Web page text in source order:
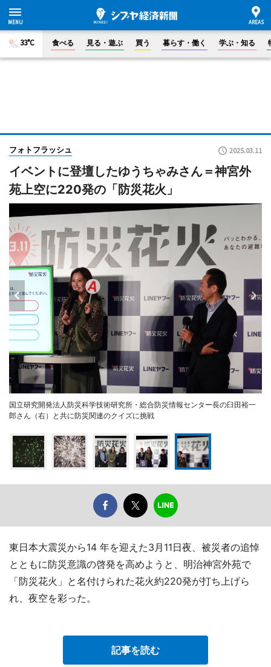
33°C 食べる 見る・遊ぶ 買う 暮らす・働く 学ぶ・知る
フォトフラッシュ 2025.03.11
イベントに登壇したゆうちゃみさん＝神宮外
苑上空に220発の「防災花火」
国立研究開発法人防災科学技術研究所・総合防災情報センター長の臼田裕一
郎さん（右）と共に防災関連のクイズに挑戦
東日本大震災から14 年を迎えた3月11日夜、被災者の追悼
とともに防災意識の啓発を高めようと、明治神宮外苑で
「防災花火」と名付けられた花火約220発が打ち上げら
れ、夜空を彩った。
記事を読む